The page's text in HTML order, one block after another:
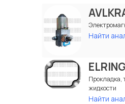
Найти
ELRING
Прокладка,
жидкости
Найти